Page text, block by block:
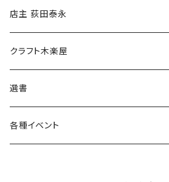
傘
食料品
その他
店主 荻田泰永
書籍
ウェア
クラフト木楽屋
選書
各種イベント